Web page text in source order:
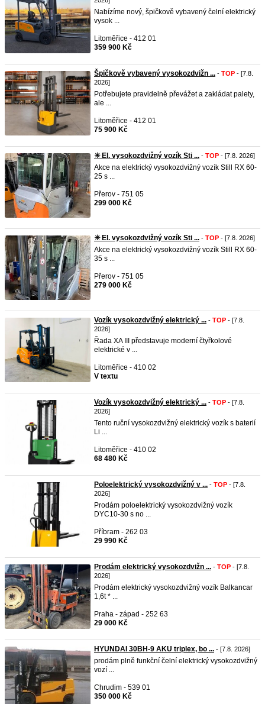
Nabízíme nový, špičkově vybavený čelní elektrický
vysok ...
Litoměřice - 412 01
359 900 Kč
Špičkově vybavený vysokozdvižn ... - TOP - [7.8.
2026]
Potřebujete pravidelně převážet a zakládat palety,
ale ...
Litoměřice - 412 01
75 900 Kč
✳️ El. vysokozdvižný vozík Sti ... - TOP - [7.8. 2026]
Akce na elektrický vysokozdvižný vozík Still RX 60-
25 s ...
Přerov - 751 05
299 000 Kč
✳️ El. vysokozdvižný vozík Sti ... - TOP - [7.8. 2026]
Akce na elektrický vysokozdvižný vozík Still RX 60-
35 s ...
Přerov - 751 05
279 000 Kč
Vozík vysokozdvižný elektrický ... - TOP - [7.8.
2026]
Řada XA III představuje moderní čtyřkolové
elektrické v ...
Litoměřice - 410 02
V textu
Vozík vysokozdvižný elektrický ... - TOP - [7.8.
2026]
Tento ruční vysokozdvižný elektrický vozík s baterií
Li ...
Litoměřice - 410 02
68 480 Kč
Poloelektrický vysokozdvižný v ... - TOP - [7.8.
2026]
Prodám poloelektrický vysokozdvižný vozík
DYC10-30 s no ...
Příbram - 262 03
29 990 Kč
Prodám elektrický vysokozdvižn ... - TOP - [7.8.
2026]
Prodám elektrický vysokozdvižný vozík Balkancar
1,6t * ...
Praha - západ - 252 63
29 000 Kč
HYUNDAI 30BH-9 AKU triplex, bo ... - [7.8. 2026]
prodám plně funkční čelní elektrický vysokozdvižný
vozí ...
Chrudim - 539 01
350 000 Kč